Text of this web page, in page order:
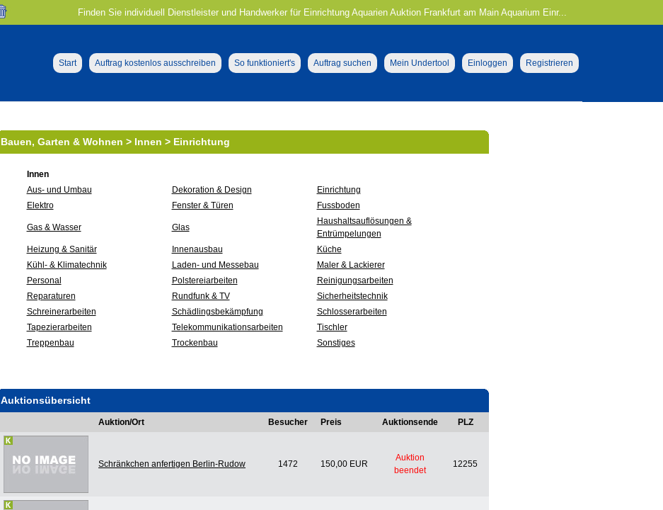
Finden Sie individuell Dienstleister und Handwerker für Einrichtung Aquarien Auktion Frankfurt am Main Aquarium Einr...
Start Auftrag kostenlos ausschreiben So funktioniert's Auftrag suchen Mein Undertool Einloggen Registrieren
Bauen, Garten & Wohnen > Innen > Einrichtung
Innen
Aus- und Umbau
Dekoration & Design
Einrichtung
Elektro
Fenster & Türen Fussboden
Gas & Wasser Glas
Haushaltsauflösungen &
Entrümpelungen
Heizung & Sanitär
Innenausbau
Küche
Kühl- & Klimatechnik
Laden- und Messebau
Maler & Lackierer
Personal
Polstereiarbeiten
Reinigungsarbeiten
Reparaturen
Rundfunk & TV
Sicherheitstechnik
Schreinerarbeiten
Schädlingsbekämpfung
Schlosserarbeiten
Tapezierarbeiten
Telekommunikationsarbeiten
Tischler
Treppenbau
Trockenbau Sonstiges
Auktionsübersicht
Auktion/Ort Besucher Preis Auktionsende PLZ
Schränkchen anfertigen Berlin-Rudow 1472 150,00 EUR
Auktion
beendet
12255